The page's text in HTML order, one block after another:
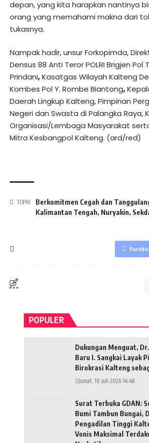
depan, yang kita harapkan nantinya
orang yang memahami makna dari
tukasnya.
Nampak hadir, unsur Forkopimda,
Densus 88 Anti Teror POLRI Brigjen Pol
Prindani,Kasatgas Wilayah Kalteng
Kombes Pol Y. Rombe Biantong,
Daerah Lingkup Kalteng, Pimpinan
Negeri dan Swasta di Palangka Raya,
Organisasi/Lembaga Masyarakat
Mitra Kesbangpol Kalteng. (ard/red)
TOPIK Berkomitmen Cegah dan
Kalimantan Tengah, Nuryakin,
POPULER
Dukungan Menguat,
Baru I. Sangkai Layak
Birokrasi Kalteng
Jumat, 10 Juli 2026 14:48
Surat Terbuka GDAN:
Bumi Tambun Bungai,
Pengadilan Tinggi
Vonis Maksimal